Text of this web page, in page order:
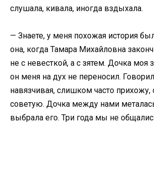
слушала, кивала, иногда вздыхала.
— Знаете, у меня похожая история
она, когда Тамара Михайловна
не с невесткой, а с зятем. Дочка моя
он меня на дух не переносил.
навязчивая, слишком часто
советую. Дочка между нами
выбрала его. Три года мы не